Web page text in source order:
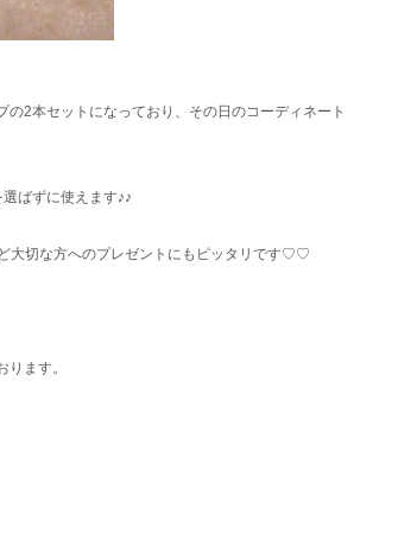
2本セットになっており、その日のコーディネート
ばずに使えます♪♪
大切な方へのプレゼントにもピッタリです♡♡
ます。